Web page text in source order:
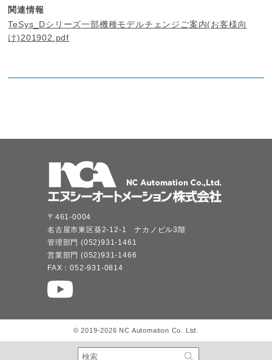
関連情報
TeSys_Dシリーズ一部機種モデルチェンジご案内(お客様向
け)201902.pdf
〒461-0004
名古屋市東区葵2-12-1 ナカノビル3階
管理部門 (052)931-1461
営業部門 (052)931-1466
FAX：052-931-0814
© 2019-2026 NC Automation Co. Ltd.